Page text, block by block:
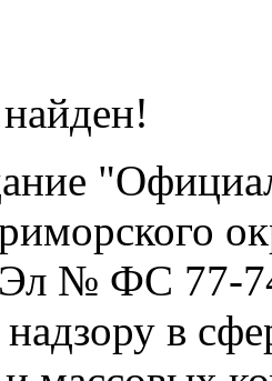
Эл № ФС 77-
в